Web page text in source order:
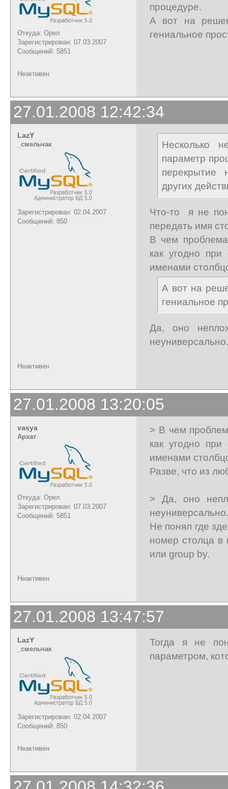
Откуда: Орел
Зарегистрирован: 07.03.2007
Сообщений: 5851
процедуре.
А вот на
гениальное
Неактивен
27.01.2008 12:42:34
LazY
_cмельчак
Зарегистрирован: 02.04.2007
Сообщений: 850
Несколько
параметр
перекрытие
других
Что-то я не
передать имя
В чем
как угодно
именами
А вот на
гениальное
Да, оно
неуниверсально.
Неактивен
27.01.2008 13:20:05
vasya
Архат
Откуда: Орел
Зарегистрирован: 07.03.2007
Сообщений: 5851
> В чем
как угодно
именами
Разве, что из
> Да, оно
неуниверсально.
Не понял где
номер столца в
или group by.
Неактивен
27.01.2008 13:47:57
LazY
_cмельчак
Зарегистрирован: 02.04.2007
Сообщений: 850
Тогда я не
параметром,
Неактивен